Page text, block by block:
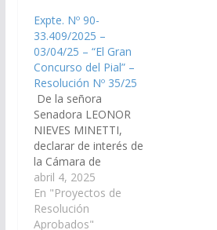
Vicente Torino de
Rosario de Lerma”, a
celebrarse el 17 de
noviembre en el
municipio del mismo
nombre. (Expte. Nº 90-
33.202/2024,…
Expte. Nº 90-
33.409/2025 –
03/04/25 – “El Gran
Concurso del Pial” –
Resolución Nº 35/25
De la señora
Senadora LEONOR
NIEVES MINETTI,
declarar de interés de
la Cámara de
Senadores “El Gran
Concurso del Pial”
organizado por el
Fortín 2 de Abril, a
abril 4, 2025
En "Proyectos de
Resolución
Aprobados"